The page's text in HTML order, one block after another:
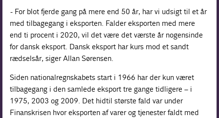
- For blot fjerde gang på mere end 50 år, har vi udsigt til et år
med tilbagegang i eksporten. Falder eksporten med mere
end ti procent i 2020, vil det være det værste år nogensinde
for dansk eksport. Dansk eksport har kurs mod et sandt
rædselsår, siger Allan Sørensen.
Siden nationalregnskabets start i 1966 har der kun været
tilbagegang i den samlede eksport tre gange tidligere – i
1975, 2003 og 2009. Det hidtil største fald var under
Finanskrisen hvor eksporten af varer og tjenester faldt med